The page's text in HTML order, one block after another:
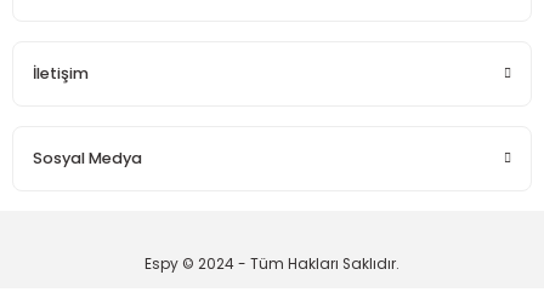
İletişim
Sosyal Medya
Espy © 2024 - Tüm Hakları Saklıdır.